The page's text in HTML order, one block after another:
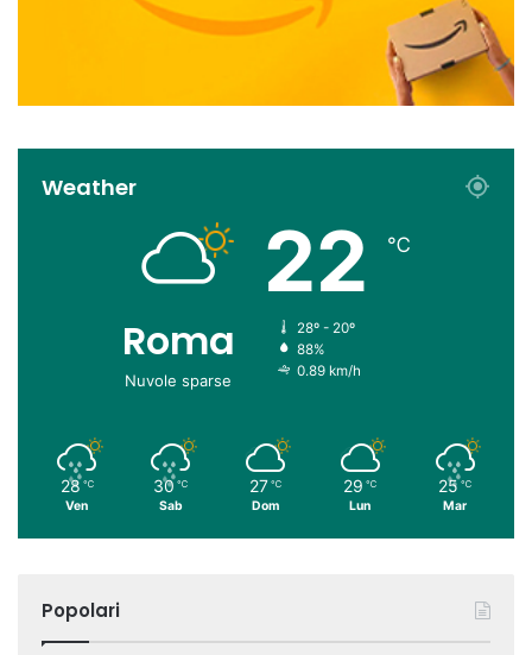
Weather
Roma
Nuvole sparse
22 ℃
28º - 20º
88%
0.89 km/h
28 ℃
Ven
30 ℃
Sab
27 ℃
Dom
29 ℃
Lun
25 ℃
Mar
Popolari